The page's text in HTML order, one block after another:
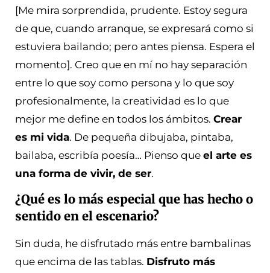
[Me mira sorprendida, prudente. Estoy segura
de que, cuando arranque, se expresará como si
estuviera bailando; pero antes piensa. Espera el
momento]. Creo que en mí no hay separación
entre lo que soy como persona y lo que soy
profesionalmente, la creatividad es lo que
mejor me define en todos los ámbitos. Crear
es mi vida. De pequeña dibujaba, pintaba,
bailaba, escribía poesía… Pienso que el arte es
una forma de vivir, de ser.
¿Qué es lo más especial que has hecho o
sentido en el escenario?
Sin duda, he disfrutado más entre bambalinas
que encima de las tablas. Disfruto más